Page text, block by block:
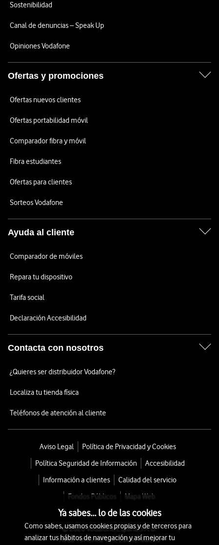
Sostenibilidad
Canal de denuncias – Speak Up
Opiniones Vodafone
Ofertas y promociones
Ofertas nuevos clientes
Ofertas portabilidad móvil
Comparador fibra y móvil
Fibra estudiantes
Ofertas para clientes
Sorteos Vodafone
Ayuda al cliente
Comparador de móviles
Repara tu dispositivo
Tarifa social
Declaración Accesibilidad
Contacta con nosotros
¿Quieres ser distribuidor Vodafone?
Localiza tu tienda física
Teléfonos de atención al cliente
Aviso Legal
Política de Privacidad y Cookies
Política Seguridad de Información
Accesibilidad
Información a clientes
Calidad del servicio
Fondos Públicos
Mapa Web
© 2026 Vodafone España S.A.U.
Avda. América 115, 28042 Madrid
Ya sabes... lo de las cookies
Como sabes, usamos cookies propias y de terceros para
analizar tus hábitos de navegación y así mejorar tu